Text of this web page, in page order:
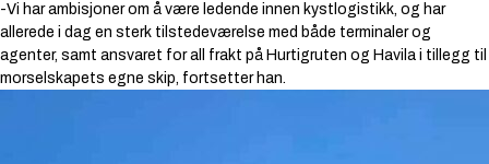
-Vi har ambisjoner om å være ledende innen kystlogistikk, og har
allerede i dag en sterk tilstedeværelse med både terminaler og
agenter, samt ansvaret for all frakt på Hurtigruten og Havila i tillegg til
morselskapets egne skip, fortsetter han.